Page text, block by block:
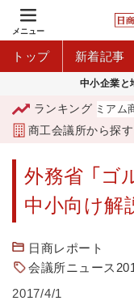
メニュー
トップ 新着記事
中小企業と
ランキング
「青森市プレミアム商
商工会議所から探す
外務省 「ゴ
中小向け解
日商レポート
会議所ニュース
2017/4/1